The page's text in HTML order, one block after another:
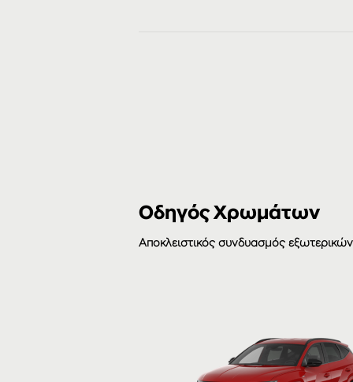
Οδηγός Χρωμάτων
Αποκλειστικός συνδυασμός